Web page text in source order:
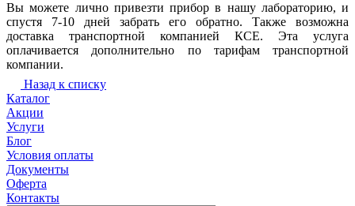
Вы можете лично привезти прибор в нашу лабораторию, и
спустя 7-10 дней забрать его обратно. Также возможна
доставка транспортной компанией КСЕ. Эта услуга
оплачивается дополнительно по тарифам транспортной
компании.
Назад к списку
Каталог
Акции
Услуги
Блог
Условия оплаты
Документы
Оферта
Контакты